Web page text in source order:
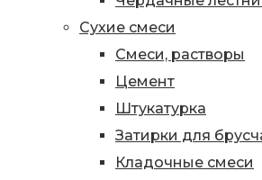
Сухие смеси
Смеси, растворы
Цемент
Штукатурка
Затирки для
Кладочные смеси